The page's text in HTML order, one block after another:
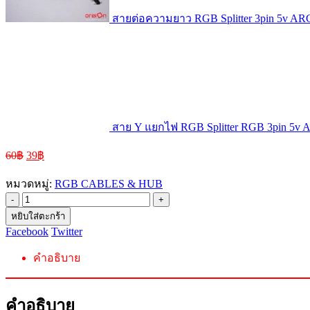
สายต่อความยาว RGB Splitter 3pin 5v
สาย Y แยกไฟ RGB Splitter RGB 3pin 5v
60฿ 39฿
หมวดหมู่: RGB CABLES & HUB
-
+
หยิบใส่ตะกร้า
Facebook Twitter
คำอธิบาย
คำอธิบาย